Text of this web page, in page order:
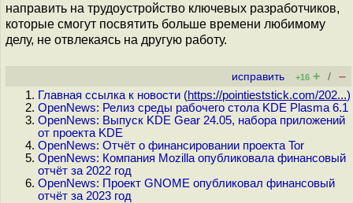
направить на трудоустройство ключевых разработчиков,
которые смогут посвятить больше времени любимому
делу, не отвлекаясь на другую работу.
исправить +16 + / –
Главная ссылка к новости (https://pointieststick.com/202...)
OpenNews: Релиз среды рабочего стола KDE Plasma 6.1
OpenNews: Выпуск KDE Gear 24.05, набора приложений
от проекта KDE
OpenNews: Отчёт о финансировании проекта Tor
OpenNews: Компания Mozilla опубликовала финансовый
отчёт за 2022 год
OpenNews: Проект GNOME опубликовал финансовый
отчёт за 2023 год